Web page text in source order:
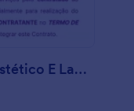
Contrato De Tratamento Estético E Laser